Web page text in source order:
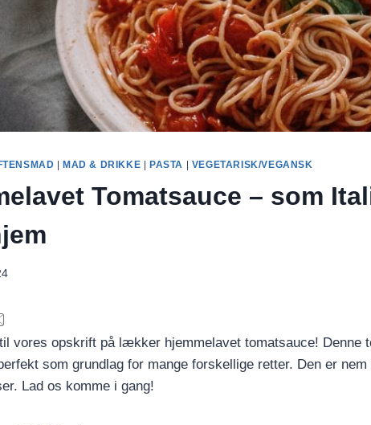
|MAD & DRIKKE |PASTA | VEGETARISK/VEGANSK
Tomatsauce – som
vores opskrift på lækker hjemmelavet tomatsauce! Denne
som grundlag for mange forskellige retter. Den er
Lad os komme i gang!